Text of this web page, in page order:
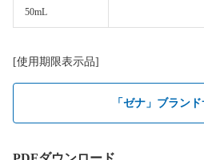
50mL
[使用期限表示品]
「ゼナ」ブラン